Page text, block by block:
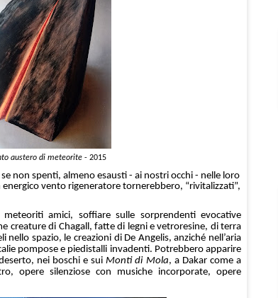
austero di meteorite - 2015
se non spenti, almeno esausti - ai nostri occhi - nelle loro
vento rigeneratore tornerebbero, “rivitalizzati”,
amici, soffiare sulle sorprendenti evocative
creature di Chagall, fatte di legni e vetroresine, di terra
spazio, le creazioni di De Angelis, anziché nell’aria
pompose e piedistalli invadenti. Potrebbero apparire
nei boschi e sui Monti di Mola, a Dakar come a
opere silenziose con musiche incorporate, opere